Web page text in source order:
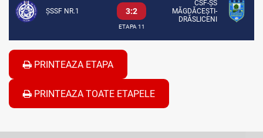
ȘSSF NR.1 3:2
CSF-ȘS
MĂGDĂCEȘTI-
DRĂSLICENI
ETAPA 11
PRINTEAZA ETAPA
PRINTEAZA TOATE ETAPELE